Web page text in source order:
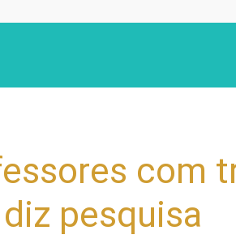
com
pesquisa